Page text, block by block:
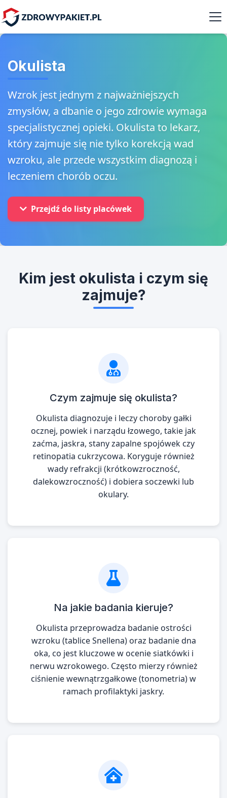
Okulista
Wzrok jest jednym z najważniejszych
zmysłów, a dbanie o jego zdrowie wymaga
specjalistycznej opieki. Okulista to lekarz,
który zajmuje się nie tylko korekcją wad
wzroku, ale przede wszystkim diagnozą i
leczeniem chorób oczu.
Przejdź do listy placówek
Kim jest okulista i czym się
zajmuje?
Czym zajmuje się okulista?
Okulista diagnozuje i leczy choroby gałki
ocznej, powiek i narządu łzowego, takie jak
zaćma, jaskra, stany zapalne spojówek czy
retinopatia cukrzycowa. Koryguje również
wady refrakcji (krótkowzroczność,
dalekowzroczność) i dobiera soczewki lub
okulary.
Na jakie badania kieruje?
Okulista przeprowadza badanie ostrości
wzroku (tablice Snellena) oraz badanie dna
oka, co jest kluczowe w ocenie siatkówki i
nerwu wzrokowego. Często mierzy również
ciśnienie wewnątrzgałkowe (tonometria) w
ramach profilaktyki jaskry.